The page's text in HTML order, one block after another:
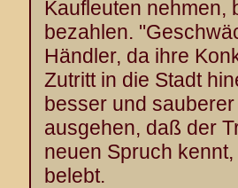
Kaufleuten nehmen,
bezahlen.
Händler, da ihre
Zutritt in die Stadt
besser und
ausgehen, daß der
neuen Spruch
belebt.